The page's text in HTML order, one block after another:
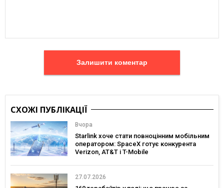
Залишити коментар
СХОЖІ ПУБЛІКАЦІЇ
Вчора
Starlink хоче стати повноцінним мобільним
оператором: SpaceX готує конкурента
Verizon, AT&T і T-Mobile
27.07.2026